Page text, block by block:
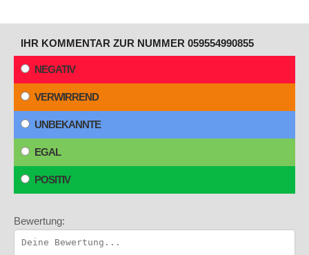
IHR KOMMENTAR ZUR NUMMER 059554990855
NEGATIV
VERWIRREND
UNBEKANNTE
EGAL
POSITIV
Bewertung: